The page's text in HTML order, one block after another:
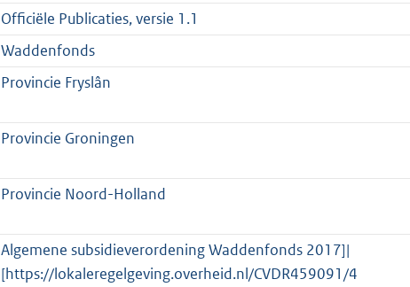
g
r
o
o
t
:
3
b
s
g
r
o
t
e
:
K
b
Officiële Publicaties, versie 1.1
Waddenfonds
Provincie Fryslân
Provincie Groningen
Provincie Noord-Holland
Algemene subsidieverordening Waddenfonds 2017]|
[https://lokaleregelgeving.overheid.nl/CVDR459091/4